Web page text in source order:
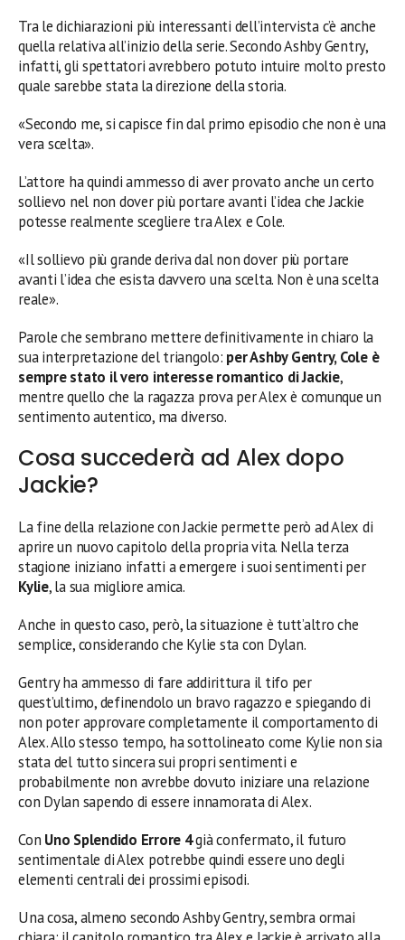
Tra le dichiarazioni più interessanti dell’intervista c’è anche
quella relativa all’inizio della serie. Secondo Ashby Gentry,
infatti, gli spettatori avrebbero potuto intuire molto presto
quale sarebbe stata la direzione della storia.
«Secondo me, si capisce fin dal primo episodio che non è una
vera scelta».
L’attore ha quindi ammesso di aver provato anche un certo
sollievo nel non dover più portare avanti l’idea che Jackie
potesse realmente scegliere tra Alex e Cole.
«Il sollievo più grande deriva dal non dover più portare
avanti l’idea che esista davvero una scelta. Non è una scelta
reale».
Parole che sembrano mettere definitivamente in chiaro la
sua interpretazione del triangolo: per Ashby Gentry, Cole è
sempre stato il vero interesse romantico di Jackie,
mentre quello che la ragazza prova per Alex è comunque un
sentimento autentico, ma diverso.
Cosa succederà ad Alex dopo
Jackie?
La fine della relazione con Jackie permette però ad Alex di
aprire un nuovo capitolo della propria vita. Nella terza
stagione iniziano infatti a emergere i suoi sentimenti per
Kylie, la sua migliore amica.
Anche in questo caso, però, la situazione è tutt’altro che
semplice, considerando che Kylie sta con Dylan.
Gentry ha ammesso di fare addirittura il tifo per
quest’ultimo, definendolo un bravo ragazzo e spiegando di
non poter approvare completamente il comportamento di
Alex. Allo stesso tempo, ha sottolineato come Kylie non sia
stata del tutto sincera sui propri sentimenti e
probabilmente non avrebbe dovuto iniziare una relazione
con Dylan sapendo di essere innamorata di Alex.
Con Uno Splendido Errore 4già confermato, il futuro
sentimentale di Alex potrebbe quindi essere uno degli
elementi centrali dei prossimi episodi.
Una cosa, almeno secondo Ashby Gentry, sembra ormai